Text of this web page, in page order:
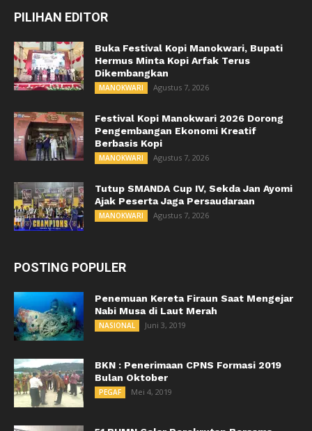
PILIHAN EDITOR
Buka Festival Kopi Manokwari, Bupati
Hermus Minta Kopi Arfak Terus
Dikembangkan
MANOKWARI Agustus 7, 2026
Festival Kopi Manokwari 2026 Dorong
Pengembangan Ekonomi Kreatif
Berbasis Kopi
MANOKWARI Agustus 7, 2026
Tutup SMANDA Cup IV, Sekda Jan Ayomi
Ajak Peserta Jaga Persaudaraan
MANOKWARI Agustus 7, 2026
POSTING POPULER
Penemuan Kereta Firaun Saat Mengejar
Nabi Musa di Laut Merah
NASIONAL Juni 3, 2019
BKN : Penerimaan CPNS Formasi 2019
Bulan Oktober
PEGAF Mei 4, 2019